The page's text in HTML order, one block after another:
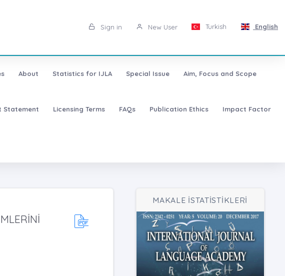
Sign in New User Turkish English
About Statistics for IJLA Special Issue Aim, Focus and Scope
Statement Licensing Terms FAQs Publication Ethics Impact Factor
MAKALE İSTATİSTİKLERİ